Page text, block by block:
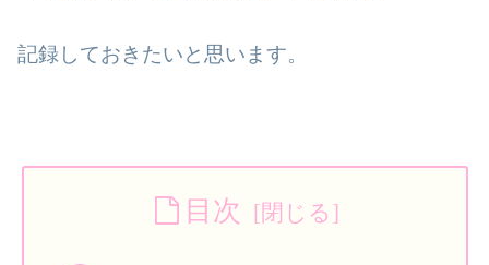
記録しておきたいと思います。
目次